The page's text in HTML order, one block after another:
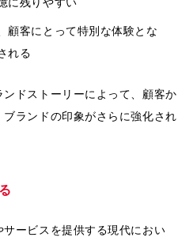
顧客にとって特別な体験とな
れる
ドストーリーによって、顧客か
ランドの印象がさらに強化され
ービスを提供する現代におい